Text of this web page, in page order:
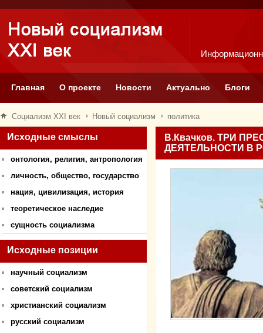
Главная О проекте Новости Актуально Блоги
Социализм XXI век Новый социализм политика
Исходные смыслы
онтология, религия, антропология
личность, общество, государство
нация, цивилизация, история
теоретическое наследие
сущность социализма
Исходные позиции
научный социализм
советский социализм
христианский социализм
русский социализм
В.Квачков. ТРИ
ДЕЯТЕЛЬНОСТИ В